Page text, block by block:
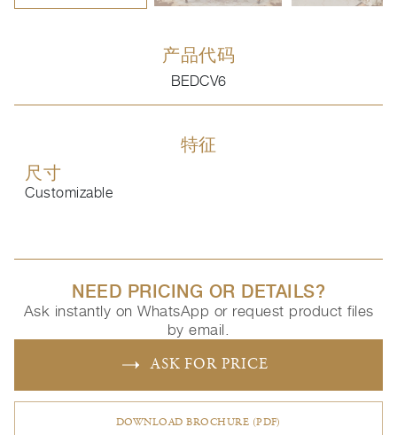
产品代码
BEDCV6
特征
尺寸
Customizable
NEED PRICING OR DETAILS?
Ask instantly on WhatsApp or request product files
by email.
ASK FOR PRICE
DOWNLOAD BROCHURE (PDF)